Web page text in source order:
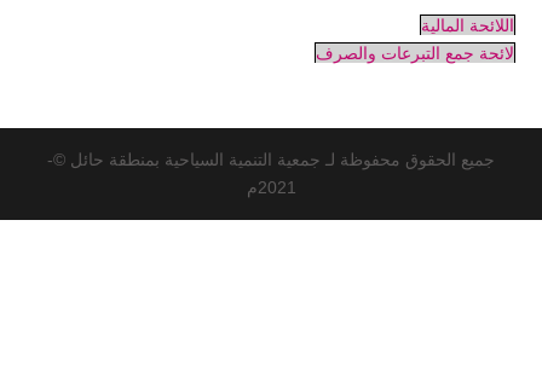
اللائحة المالية
لائحة جمع التبرعات والصرف
جميع الحقوق محفوظة لـ جمعية التنمية السياحية بمنطقة حائل ©-
2021م